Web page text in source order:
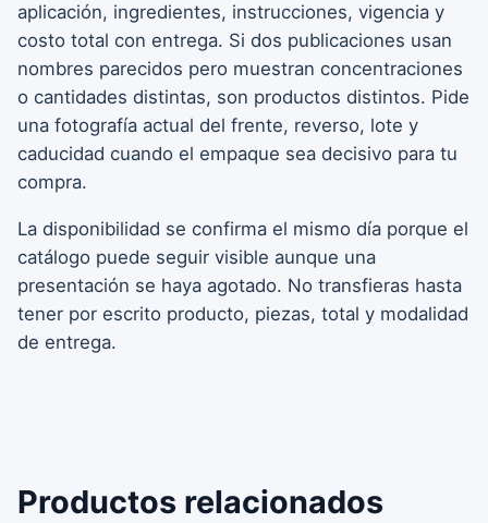
aplicación, ingredientes, instrucciones, vigencia y
costo total con entrega. Si dos publicaciones usan
nombres parecidos pero muestran concentraciones
o cantidades distintas, son productos distintos. Pide
una fotografía actual del frente, reverso, lote y
caducidad cuando el empaque sea decisivo para tu
compra.
La disponibilidad se confirma el mismo día porque el
catálogo puede seguir visible aunque una
presentación se haya agotado. No transfieras hasta
tener por escrito producto, piezas, total y modalidad
de entrega.
Productos relacionados